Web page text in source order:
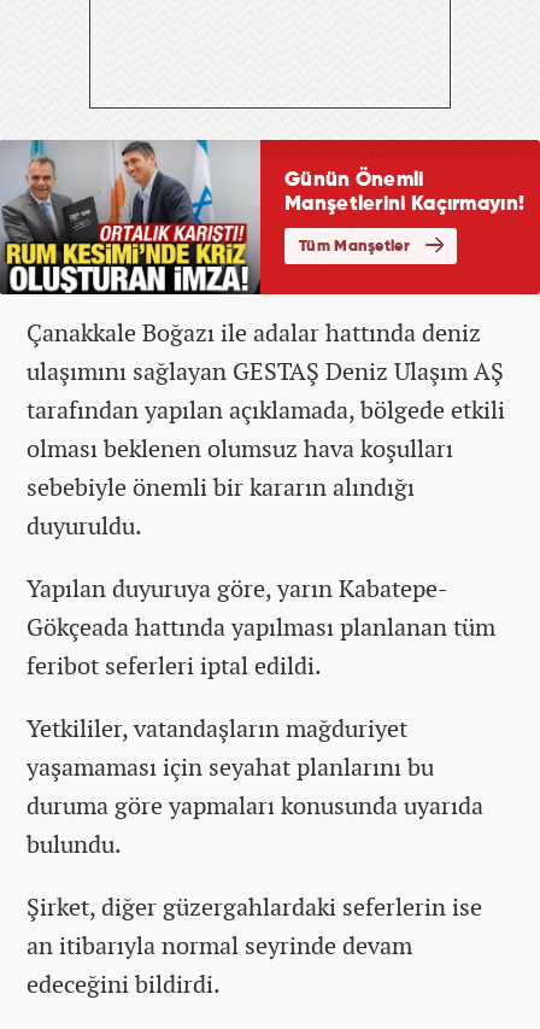
Çanakkale Boğazı ile adalar hattında deniz
ulaşımını sağlayan GESTAŞ Deniz Ulaşım AŞ
tarafından yapılan açıklamada, bölgede etkili
olması beklenen olumsuz hava koşulları
sebebiyle önemli bir kararın alındığı
duyuruldu.
Yapılan duyuruya göre, yarın Kabatepe-
Gökçeada hattında yapılması planlanan tüm
feribot seferleri iptal edildi.
Yetkililer, vatandaşların mağduriyet
yaşamaması için seyahat planlarını bu
duruma göre yapmaları konusunda uyarıda
bulundu.
Şirket, diğer güzergahlardaki seferlerin ise
an itibarıyla normal seyrinde devam
edeceğini bildirdi.